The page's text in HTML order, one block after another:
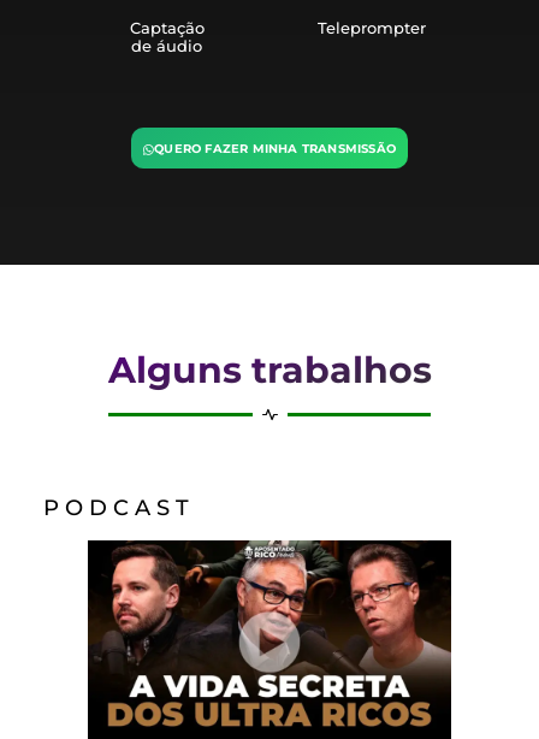
Captação
de áudio
Teleprompter
QUERO FAZER MINHA TRANSMISSÃO
Alguns trabalhos
P O D C A S T